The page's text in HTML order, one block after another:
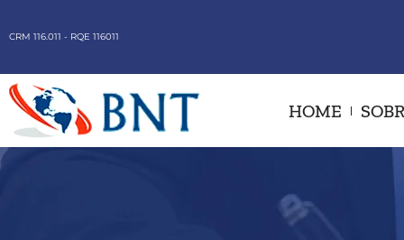
CRM 116.011 - RQE 116011
HOME